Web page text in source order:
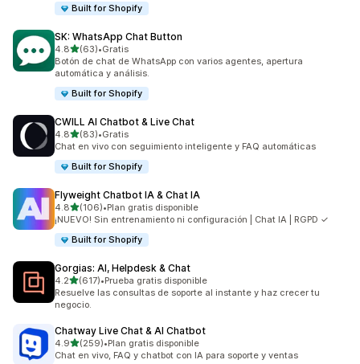
Built for Shopify
SK: WhatsApp Chat Button
4.8de 5 estrellas
(63)
63 reseñas en total
•Gratis
Botón de chat de WhatsApp con varios agentes, apertura
automática y análisis.
Built for Shopify
CWILL AI Chatbot & Live Chat
4.8de 5 estrellas
(83)
83 reseñas en total
•Gratis
Chat en vivo con seguimiento inteligente y FAQ automáticas
Built for Shopify
Flyweight Chatbot IA & Chat IA
4.8de 5 estrellas
(106)
106 reseñas en total
•Plan gratis disponible
¡NUEVO! Sin entrenamiento ni configuración | Chat IA | RGPD ✓
Built for Shopify
Gorgias: AI, Helpdesk & Chat
4.2de 5 estrellas
(617)
617 reseñas en total
•Prueba gratis disponible
Resuelve las consultas de soporte al instante y haz crecer tu
negocio.
Chatway Live Chat & AI Chatbot
4.9de 5 estrellas
(259)
259 reseñas en total
•Plan gratis disponible
Chat en vivo, FAQ y chatbot con IA para soporte y ventas